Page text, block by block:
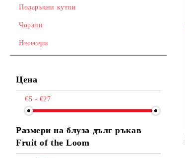
Подаръчни кутии
Чорапи
Несесери
Цена
€5 - €27
Размери на блуза дълг ръкав
Fruit of the Loom